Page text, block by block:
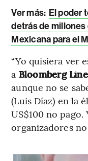
Ver más: El poder
detrás de
Mexicana para el
“Yo quisiera ver
a Bloomberg
aunque no se
(Luis Díaz) en la
US$100 no
organizadores